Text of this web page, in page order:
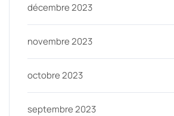
décembre 2023
novembre 2023
octobre 2023
septembre 2023